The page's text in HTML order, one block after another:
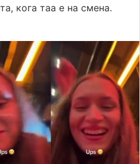
кога таа е на смена.